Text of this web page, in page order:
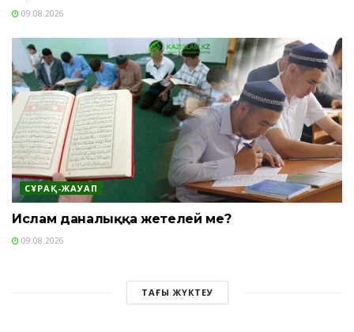
09.08.2026
СҰРАҚ-ЖАУАП
Ислам даналыққа жетелей ме?
09.08.2026
ТАҒЫ ЖҮКТЕУ